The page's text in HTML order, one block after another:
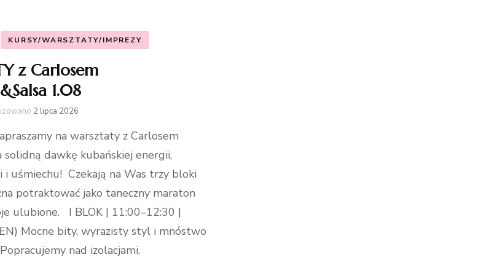
KURSY/WARSZTATY/IMPREZY
z Carlosem
1.08
2 lipca 2026
na warsztaty z Carlosem
solidną dawkę kubańskiej energii,
i uśmiechu! Czekają na Was trzy bloki
potraktować jako taneczny maraton
ulubione. I BLOK | 11:00–12:30 |
Mocne bity, wyrazisty styl i mnóstwo
nad izolacjami,